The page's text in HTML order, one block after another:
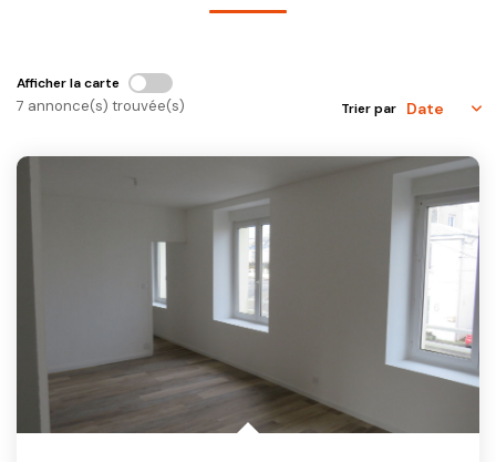
GESTION LOCATIVE
ESTIMATION
CONTACT
Créer une alerte
Afficher la carte
7 annonce(s) trouvée(s) Trier par